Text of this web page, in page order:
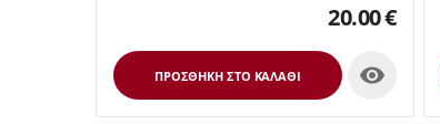
20.00€
ΠΡΟΣΘΉΚΗ ΣΤΟ ΚΑΛΆΘΙ 